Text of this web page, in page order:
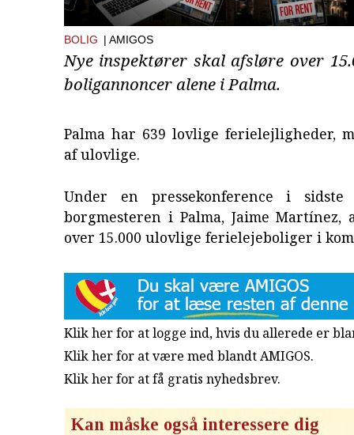
BOLIG | AMIGOS
Nye inspektører skal afsløre over
boligannoncer alene i Palma.
Palma har 639 lovlige ferielejligheder,
af ulovlige.
Under en pressekonference i sidste
borgmesteren i Palma, Jaime Martínez,
over 15.000 ulovlige ferielejeboliger i
Klik her for at logge ind, hvis du allerede er
Klik her for at være med blandt AMIGOS.
Klik her for at få gratis nyhedsbrev.
Kan måske også interessere dig